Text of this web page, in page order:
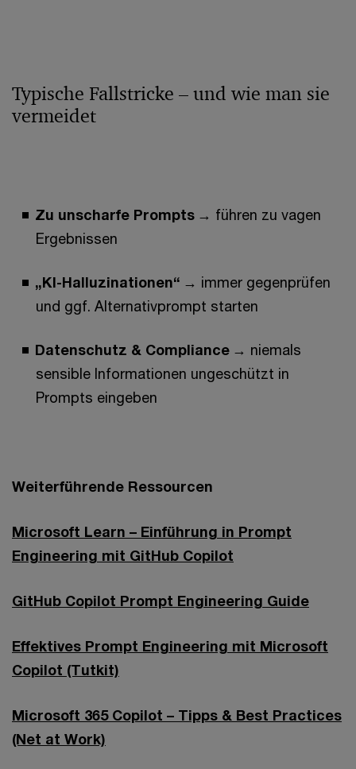
Typische Fallstricke – und wie man sie
vermeidet
Zu unscharfe Prompts → führen zu vagen
Ergebnissen
„KI-Halluzinationen“ → immer gegenprüfen
und ggf. Alternativprompt starten
Datenschutz & Compliance → niemals
sensible Informationen ungeschützt in
Prompts eingeben
Weiterführende Ressourcen
Microsoft Learn – Einführung in Prompt
Engineering mit GitHub Copilot
GitHub Copilot Prompt Engineering Guide
Effektives Prompt Engineering mit Microsoft
Copilot (Tutkit)
Microsoft 365 Copilot – Tipps & Best Practices
(Net at Work)